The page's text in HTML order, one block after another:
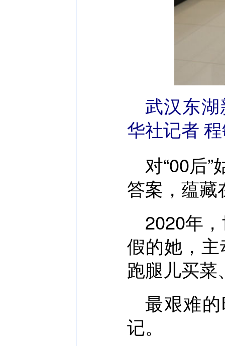
武汉东湖
华社记者
对“00后
答案，蕴藏
2020年
假的她，
跑腿儿买菜
最艰难
记。